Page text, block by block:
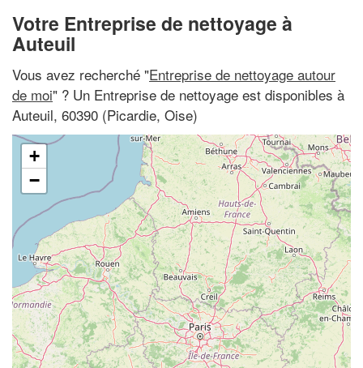
Votre Entreprise de nettoyage à
Auteuil
Vous avez recherché "Entreprise de nettoyage autour
de moi" ? Un Entreprise de nettoyage est disponibles à
Auteuil, 60390 (Picardie, Oise)
+
−